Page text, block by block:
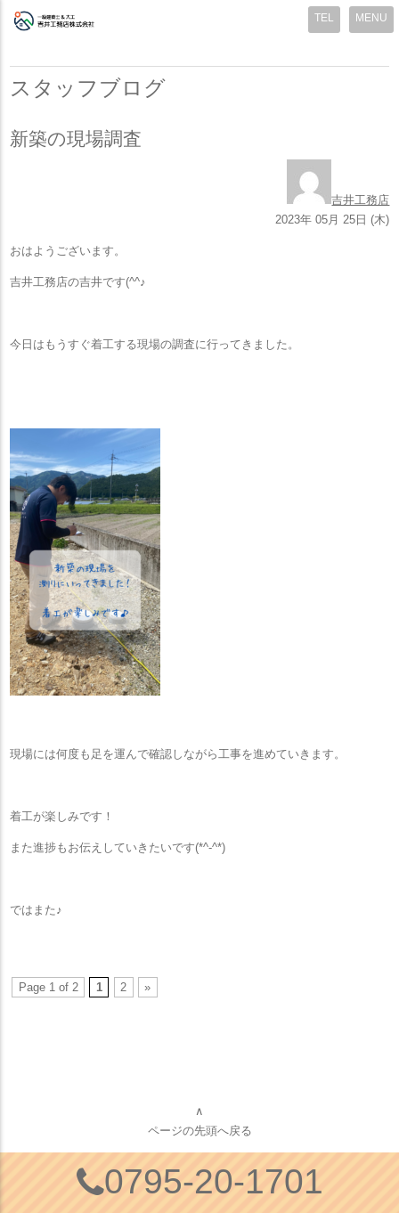
MENU
スタッフブログ
新築の現場調査
吉井工務店
2023年 05月 25日 (木)
おはようございます。
吉井工務店の吉井です(^^♪
今日はもうすぐ着工する現場の調査に行ってきました。
現場には何度も足を運んで確認しながら工事を進めていきます。
着工が楽しみです！
また進捗もお伝えしていきたいです(*^-^*)
ではまた♪
Page 1 of 2 1 2 »
∧
ページの先頭へ戻る
0795-20-1701